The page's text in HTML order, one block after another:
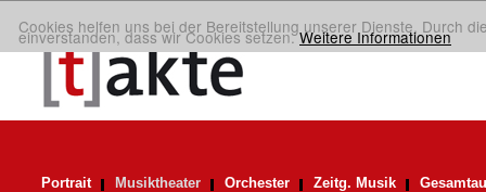
Cookies helfen uns bei der Bereitstellung unserer Dienste. Durch
einverstanden, dass wir Cookies setzen.Weitere Informationen
Portrait Musiktheater Orchester Zeitg. Musik